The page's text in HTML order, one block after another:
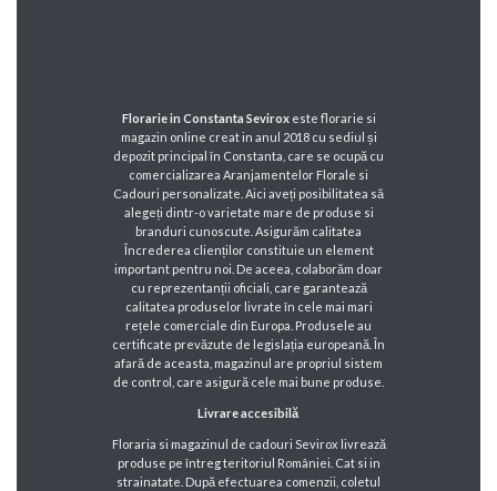
Florarie in Constanta Seviroxeste florarie si
magazin online creat in anul 2018 cu sediul și
depozit principal în Constanta, care se ocupă cu
comercializarea Aranjamentelor Florale si
Cadouri personalizate. Aici aveți posibilitatea să
alegeți dintr-o varietate mare de produse si
branduri cunoscute. Asigurăm calitatea
Încrederea clienților constituie un element
important pentru noi. De aceea, colaborăm doar
cu reprezentanții oficiali, care garantează
calitatea produselor livrate în cele mai mari
rețele comerciale din Europa. Produsele au
certificate prevăzute de legislația europeană. În
afară de aceasta, magazinul are propriul sistem
de control, care asigură cele mai bune produse.
Livrare accesibilă
Floraria si magazinul de cadouri Sevirox livrează
produse pe întreg teritoriul României. Cat si in
strainatate. După efectuarea comenzii, coletul